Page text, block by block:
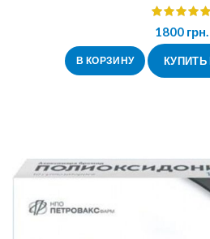
1800 грн.
В КОРЗИНУ КУПИТЬ